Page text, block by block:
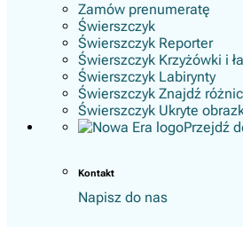
Zamów prenumeratę
Świerszczyk
Świerszczyk Reporter
Świerszczyk Krzyżówki i
Świerszczyk Labirynty
Świerszczyk Znajdź
Świerszczyk Ukryte
Przejdź
Kontakt
Napisz do nas